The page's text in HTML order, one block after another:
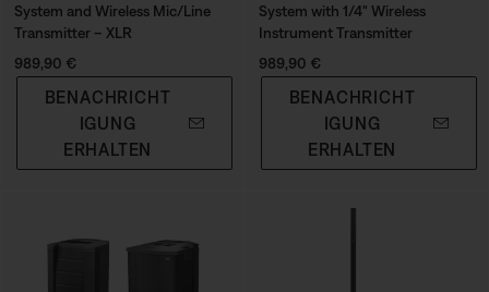
System and Wireless Mic/Line
Transmitter – XLR
Preis:
989,90 €
BENACHRICHT
IGUNG
ERHALTEN
System with 1/4" Wireless
Instrument Transmitter
Preis:
989,90 €
BENACHRICHT
IGUNG
ERHALTEN